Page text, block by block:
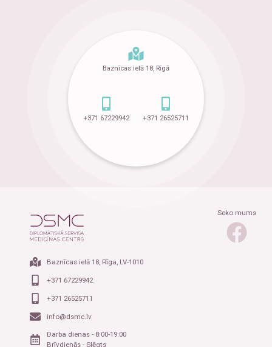
Baznīcas ielā 18, Rīgā
+371 67229942 +371 26525711
Seko mums
Baznīcas ielā 18, Rīga, LV-1010
+371 67229942
+371 26525711
info@dsmc.lv
Darba dienas - 8:00-19:00
Brīvdienās - Slēgts